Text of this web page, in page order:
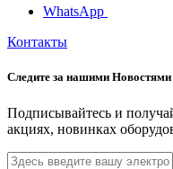
WhatsApp
Контакты
Следите за нашими Новостями
Подписывайтесь и
акциях, новинках